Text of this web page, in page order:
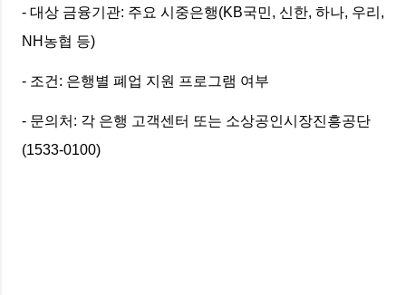
- 대상 금융기관: 주요 시중은행(KB국민, 신한, 하나, 우리,
NH농협 등)
- 조건: 은행별 폐업 지원 프로그램 여부
- 문의처: 각 은행 고객센터 또는 소상공인시장진흥공단
(1533-0100)